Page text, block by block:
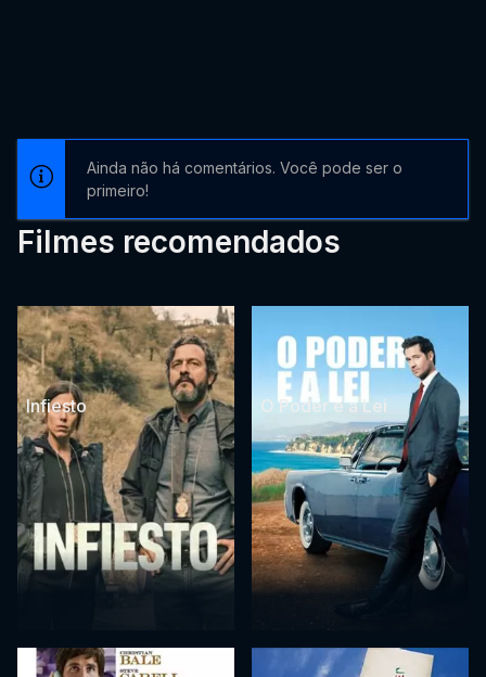
Ainda não há comentários. Você pode ser o
primeiro!
Filmes recomendados
Infiesto O Poder e a Lei